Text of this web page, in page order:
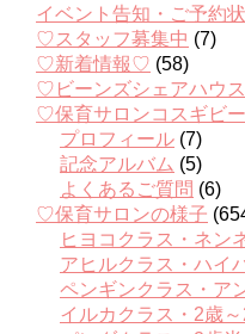
イベント告知・ご予約
♡スタッフ募集中 (7)
♡新着情報♡ (58)
♡ビーンズシェアハウ
♡保育サロンコスギビ
プロフィール (7)
記念アルバム (5)
よくあるご質問 (6)
♡保育サロンの様子
ヒヨコクラス・ネン
アヒルクラス・ハイ
ペンギンクラス・ア
イルカクラス・2歳